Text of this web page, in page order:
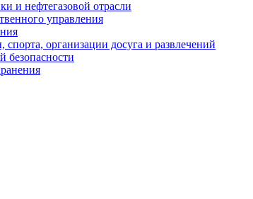
и нефтегазовой отрасли
управления
организации досуга и развлечений
безопасности